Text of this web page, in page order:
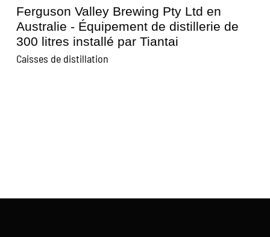
Ferguson Valley Brewing Pty Ltd en
Australie - Équipement de distillerie de
300 litres installé par Tiantai
Caisses de distillation